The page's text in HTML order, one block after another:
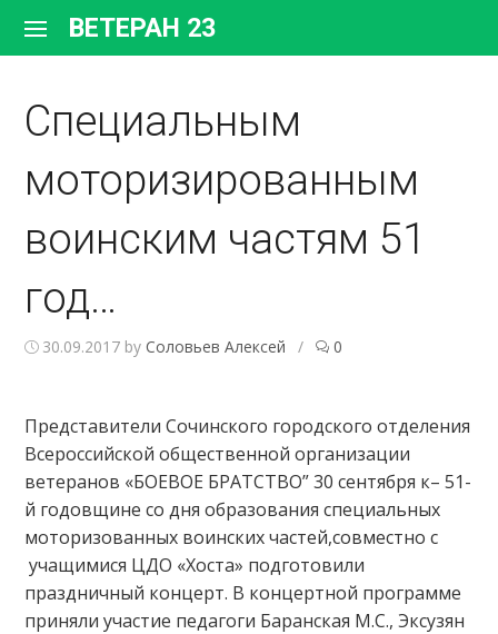
содержимому
ВЕТЕРАН 23
Специальным
моторизированным
воинским частям 51
год…
30.09.2017 byСоловьев Алексей / 0
Представители Сочинского городского отделения
Всероссийской общественной организации
ветеранов «БОЕВОЕ БРАТСТВО” 30 сентября к– 51-
й годовщине со дня образования специальных
моторизованных воинских частей,совместно с
учащимися ЦДО «Хоста» подготовили
праздничный концерт. В концертной программе
приняли участие педагоги Баранская М.С., Эксузян